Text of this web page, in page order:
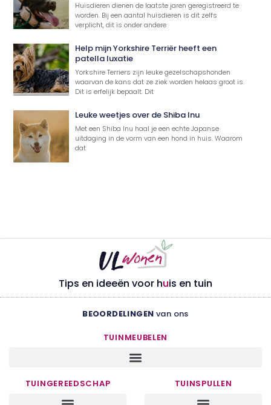
Huisdieren dienen de laatste jaren geregistreerd te
worden. Bij een aantal huisdieren is dit zelfs
verplicht, dit is onder andere
Help mijn Yorkshire Terriër heeft een
patella luxatie
Yorkshire Terriers zijn leuke gezelschapshonden
waarvan de kans dat ze ziek worden helaas groot is.
Dit is erfelijk bepaalt. Dit
Leuke weetjes over de Shiba Inu
Met een Shiba Inu haal je een echte Japanse
uitdaging in de vorm van een hond in huis. Waarom
dat
Tips en ideeën voor huis en tuin
BEOORDELINGEN van ons
TUINMEUBELEN
TUINGEREEDSCHAP TUINSPULLEN